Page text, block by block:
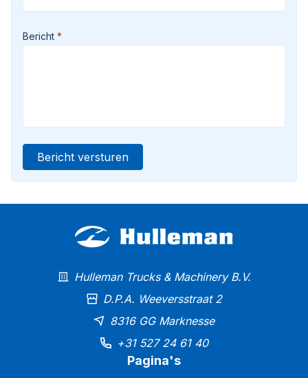
Bericht
Bericht versturen
Hulleman Trucks & Machinery B.V.
D.P.A. Weeversstraat 2
8316 GG Marknesse
+31 527 24 61 40
Pagina's